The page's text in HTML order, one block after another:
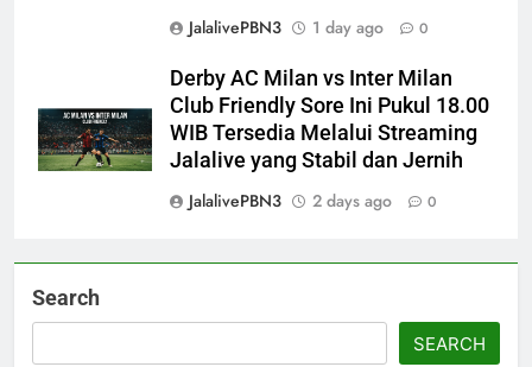
JalalivePBN3
1 day ago 0
Derby AC Milan vs Inter Milan
Club Friendly Sore Ini Pukul 18.00
WIB Tersedia Melalui Streaming
Jalalive yang Stabil dan Jernih
JalalivePBN3
2 days ago 0
Search
SEARCH